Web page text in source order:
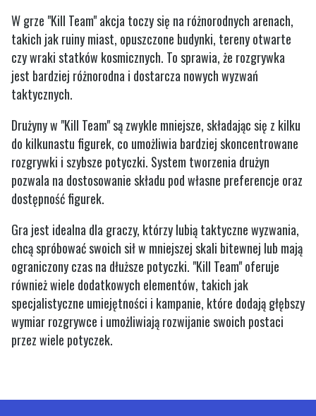
W grze "Kill Team" akcja toczy się na różnorodnych arenach,
takich jak ruiny miast, opuszczone budynki, tereny otwarte
czy wraki statków kosmicznych. To sprawia, że rozgrywka
jest bardziej różnorodna i dostarcza nowych wyzwań
taktycznych.
Drużyny w "Kill Team" są zwykle mniejsze, składając się z kilku
do kilkunastu figurek, co umożliwia bardziej skoncentrowane
rozgrywki i szybsze potyczki. System tworzenia drużyn
pozwala na dostosowanie składu pod własne preferencje oraz
dostępność figurek.
Gra jest idealna dla graczy, którzy lubią taktyczne wyzwania,
chcą spróbować swoich sił w mniejszej skali bitewnej lub mają
ograniczony czas na dłuższe potyczki. "Kill Team" oferuje
również wiele dodatkowych elementów, takich jak
specjalistyczne umiejętności i kampanie, które dodają głębszy
wymiar rozgrywce i umożliwiają rozwijanie swoich postaci
przez wiele potyczek.